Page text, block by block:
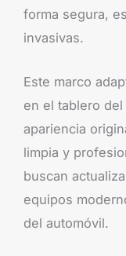
forma segura,
invasivas.
Este marco
en el tablero
apariencia
limpia y
buscan
equipos
del automóvil.